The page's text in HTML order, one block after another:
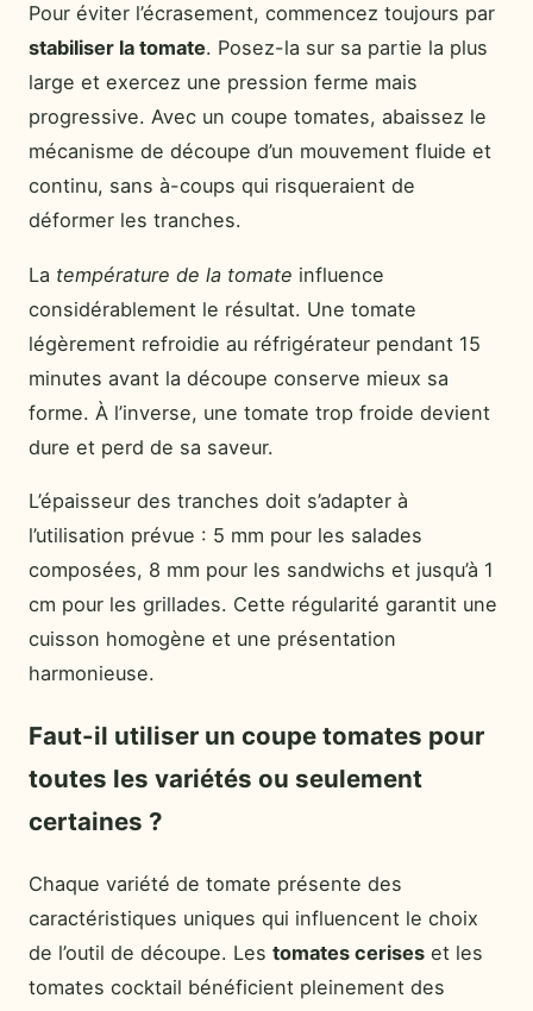
Pour éviter l’écrasement, commencez toujours par
stabiliser la tomate. Posez-la sur sa partie la plus
large et exercez une pression ferme mais
progressive. Avec un coupe tomates, abaissez le
mécanisme de découpe d’un mouvement fluide et
continu, sans à-coups qui risqueraient de
déformer les tranches.
La température de la tomate influence
considérablement le résultat. Une tomate
légèrement refroidie au réfrigérateur pendant 15
minutes avant la découpe conserve mieux sa
forme. À l’inverse, une tomate trop froide devient
dure et perd de sa saveur.
L’épaisseur des tranches doit s’adapter à
l’utilisation prévue : 5 mm pour les salades
composées, 8 mm pour les sandwichs et jusqu’à 1
cm pour les grillades. Cette régularité garantit une
cuisson homogène et une présentation
harmonieuse.
Faut-il utiliser un coupe tomates pour
toutes les variétés ou seulement
certaines ?
Chaque variété de tomate présente des
caractéristiques uniques qui influencent le choix
de l’outil de découpe. Les tomates cerises et les
tomates cocktail bénéficient pleinement des